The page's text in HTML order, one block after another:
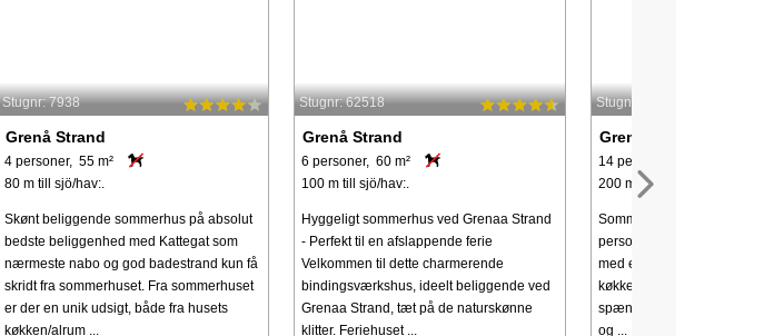
Stugnr: 7938
Grenå Strand
4 personer, 55 m²
80 m till sjö/hav:.
Skønt beliggende sommerhus på absolut
bedste beliggenhed med Kattegat som
nærmeste nabo og god badestrand kun få
skridt fra sommerhuset. Fra sommerhuset
er der en unik udsigt, både fra husets
køkken/alrum ...
Stugnr: 62518
Grenå Strand
6 personer, 60 m²
100 m till sjö/hav:.
Hyggeligt sommerhus ved Grenaa Strand
- Perfekt til en afslappende ferie
Velkommen til dette charmerende
bindingsværkshus, ideelt beliggende ved
Grenaa Strand, tæt på de naturskønne
klitter. Feriehuset ...
Stugnr: 38465
Grenå Strand
14 personer, 230 m²
200 m till sjö/hav:.
Sommerhus med spabad
personer. Huset er opdelt i
med et stort fællesrum i
køkkenet ligger. Huset
spændende detaljer. Der
og ...